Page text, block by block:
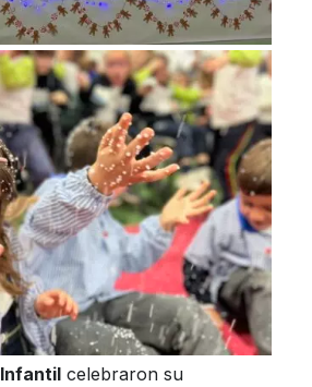
Infantilcelebraron su